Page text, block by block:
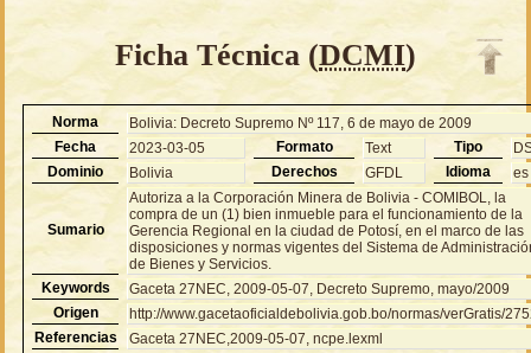
Ficha Técnica (DCMI)
Norma
Bolivia: Decreto Supremo Nº 117, 6 de mayo de 2009
Fecha
2023-03-05 Formato Text Tipo
Dominio
Bolivia Derechos GFDL Idioma es
Sumario
Autoriza a la Corporación Minera de Bolivia - COMIBOL, la
compra de un (1) bien inmueble para el funcionamiento de la
Gerencia Regional en la ciudad de Potosí, en el marco de las
disposiciones y normas vigentes del Sistema de
de Bienes y Servicios.
Keywords
Gaceta 27NEC, 2009-05-07, Decreto Supremo, mayo/2009
Origen
http://www.gacetaoficialdebolivia.gob.bo/normas/verGratis/
Referencias
Gaceta 27NEC,2009-05-07, ncpe.lexml